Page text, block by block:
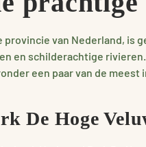
provincie van Nederland, is
en schilderachtige
een paar van de
De Hoge